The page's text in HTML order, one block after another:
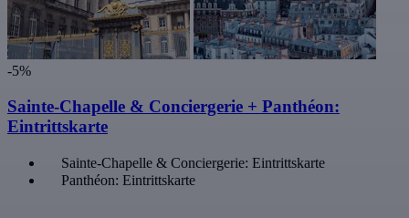
-5%
Sainte-Chapelle & Conciergerie + Panthéon:
Eintrittskarte
Sainte-Chapelle & Conciergerie: Eintrittskarte
Panthéon: Eintrittskarte